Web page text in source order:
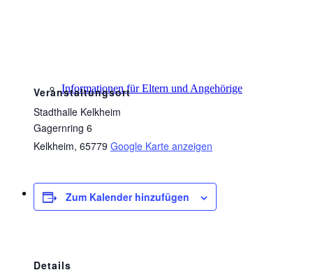
Informationen für Eltern und Angehörige
Schule und Freizeit (FuD)
Veranstaltungsort
Stadthalle Kelkheim
Gagernring 6
Kelkheim, 65779 Google Karte anzeigen
Zum Kalender hinzufügen
Details